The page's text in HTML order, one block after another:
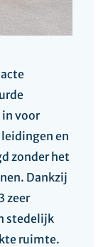
in voor
en
zonder het
Dankzij
zeer
stedelijk
ruimte.